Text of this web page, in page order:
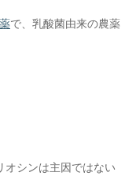
で、乳酸菌由来の農薬
オシンは主因ではない